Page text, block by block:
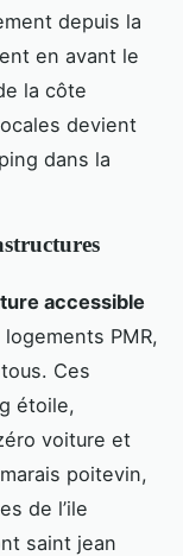
depuis la
en avant le
la côte
devient
dans la
accessible
PMR,
Ces
étoile,
voiture et
poitevin,
de l’ile
saint jean